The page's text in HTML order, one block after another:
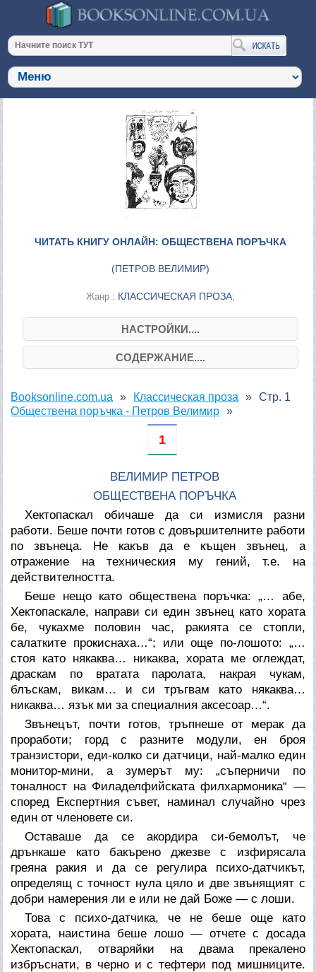
ЧИТАТЬ КНИГУ ОНЛАЙН: ОБЩЕСТВЕНА ПОРЪЧКА
(ПЕТРОВ ВЕЛИМИР)
Жанр : КЛАССИЧЕСКАЯ ПРОЗА;
НАСТРОЙКИ....
СОДЕРЖАНИЕ....
Booksonline.com.ua
Классическая проза
Обществена поръчка - Петров Велимир
Стр. 1
1
ВЕЛИМИР ПЕТРОВ
ОБЩЕСТВЕНА ПОРЪЧКА
Хектопаскал обичаше да си измисля разни
работи. Беше почти готов с довършителните работи
по звънеца. Не какъв да е къщен звънец, а
отражение на техническия му гений, т.е. на
действителността.
Беше нещо като обществена поръчка: „… абе,
Хектопаскале, направи си един звънец като хората
бе, чукахме половин час, ракията се стопли,
салатките прокиснаха…“; или още по-лошото: „…
стоя като някаква… никаква, хората ме оглеждат,
драскам по вратата паролата, накрая чукам,
блъскам, викам… и си тръгвам като някаква…
никаква… язък ми за специалния аксесоар…“.
Звънецът, почти готов, тръпнеше от мерак да
проработи; горд с разните модули, ен броя
транзистори, еди-колко си датчици, най-малко един
монитор-мини, а зумерът му: „съперничи по
тоналност на Филаделфийската филхармоника“ —
според Експертния съвет, наминал случайно чрез
един от членовете си.
Оставаше да се акордира си-бемолът, че
дрънкаше като бакърено джезве с изфирясала
греяна ракия и да се регулира психо-датчикът,
определящ с точност нула цяло и две звънящият с
добри намерения ли е или не дай Боже — с лоши.
Това с психо-датчика, че не беше още като
хората, наистина беше лошо — отчете с досада
Хектопаскал, отваряйки на двама прекалено
избръснати, в черно и с тефтери под мишниците.